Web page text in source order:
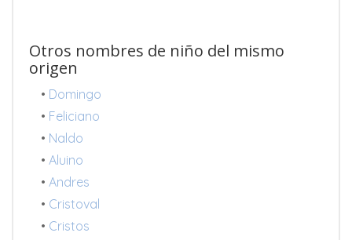
Otros nombres de niño del mismo
origen
• Domingo
• Feliciano
• Naldo
• Aluino
• Andres
• Cristoval
• Cristos